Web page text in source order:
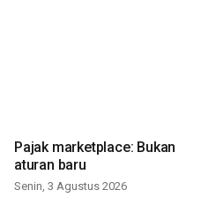
Pajak marketplace: Bukan
aturan baru
Senin, 3 Agustus 2026